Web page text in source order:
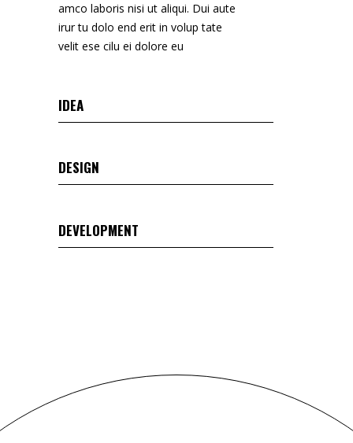
amco laboris nisi ut aliqui. Dui aute
irur tu dolo end erit in volup tate
velit ese cilu ei dolore eu
IDEA
DESIGN
DEVELOPMENT